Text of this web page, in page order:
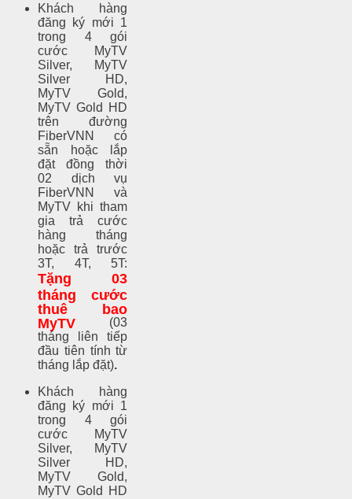
Khách hàng
đăng ký mới 1
trong 4 gói
cước MyTV
Silver, MyTV
Silver HD,
MyTV Gold,
MyTV Gold HD
trên đường
FiberVNN có
sẵn hoặc lắp
đặt đồng thời
02 dịch vụ
FiberVNN và
MyTV khi tham
gia trả cước
hàng tháng
hoặc trả trước
3T, 4T, 5T:
Tặng 03
tháng cước
thuê bao
MyTV (03
tháng liên tiếp
đầu tiên tính từ
tháng lắp đặt).
Khách hàng
đăng ký mới 1
trong 4 gói
cước MyTV
Silver, MyTV
Silver HD,
MyTV Gold,
MyTV Gold HD